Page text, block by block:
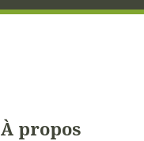
À propos